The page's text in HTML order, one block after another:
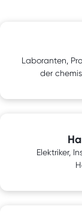
Laboranten,
der
Elektriker,